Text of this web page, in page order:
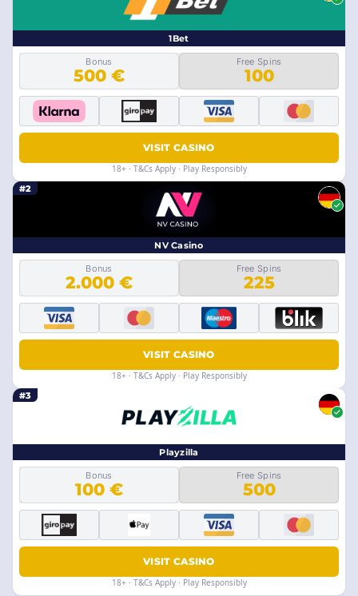
1Bet
Bonus
500 €
Free Spins
100
VISIT CASINO
18+ · T&Cs Apply · Play Responsibly
#2
NV Casino
Bonus
2.000 €
Free Spins
225
VISIT CASINO
18+ · T&Cs Apply · Play Responsibly
#3
Playzilla
Bonus
100 €
Free Spins
500
VISIT CASINO
18+ · T&Cs Apply · Play Responsibly